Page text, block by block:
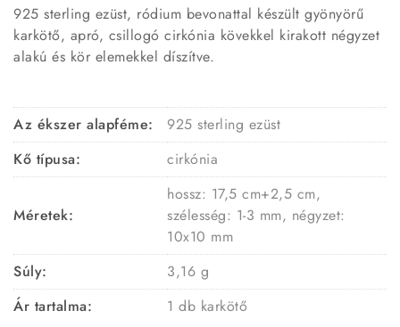
925 sterling ezüst, ródium bevonattal készült gyönyörű
karkötő, apró, csillogó cirkónia kövekkel kirakott négyzet
alakú és kör elemekkel díszítve.
Az ékszer alapféme:
925 sterling ezüst
Kő típusa:
cirkónia
Méretek:
hossz: 17,5 cm+2,5 cm,
szélesség: 1-3 mm, négyzet:
10x10 mm
Súly:
3,16 g
Ár tartalma:
1 db karkötő